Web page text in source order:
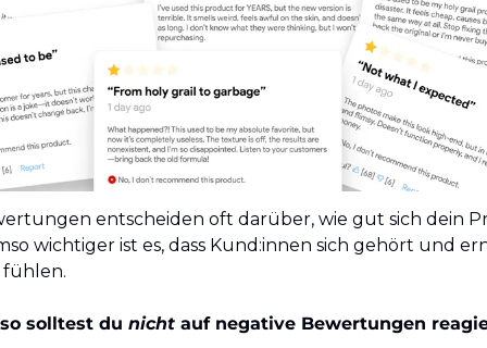
entscheiden oft darüber, wie gut sich dein
wichtiger ist es, dass Kund:innen sich gehört und
so solltest du nicht auf negative Bewertungen